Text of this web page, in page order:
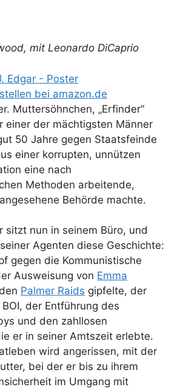
mit Leonardo DiCaprio
Muttersöhnchen, „Erfinder“
einer der mächtigsten Männer
50 Jahre gegen Staatsfeinde
einer korrupten, unnützen
eine nach
Methoden arbeitende,
Behörde machte.
sitzt nun in seinem Büro, und
Agenten diese Geschichte:
gegen die Kommunistische
Ausweisung von Emma
Palmer Raids gipfelte, der
der Entführung des
und den zahllosen
er in seiner Amtszeit erlebte.
wird angerissen, mit der
bei der er bis zu ihrem
im Umgang mit